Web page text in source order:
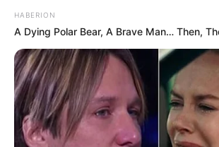
HABERION
A Dying Polar Bear, A Brave Man… Then,